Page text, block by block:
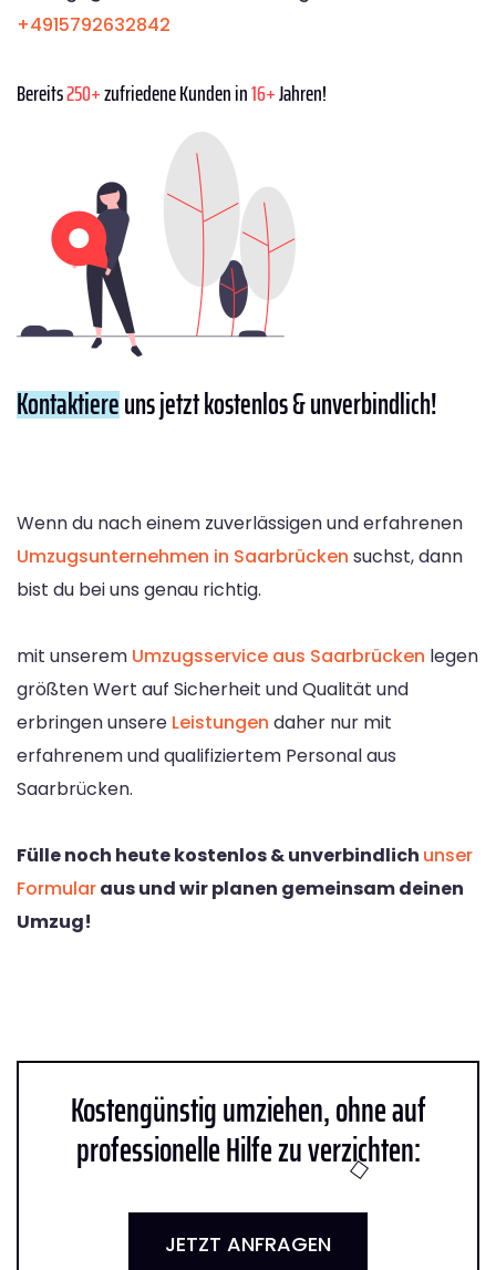
+4915792632842
Bereits250+zufriedene Kunden in16+Jahren!
Kontaktiereuns jetzt kostenlos & unverbindlich!
Wenn du nach einem zuverlässigen und erfahrenen
Umzugsunternehmen in Saarbrücken suchst, dann
bist du bei uns genau richtig.
mit unserem Umzugsservice aus Saarbrücken legen
größten Wert auf Sicherheit und Qualität und
erbringen unsere Leistungen daher nur mit
erfahrenem und qualifiziertem Personal aus
Saarbrücken.
Fülle noch heute kostenlos & unverbindlich unser
Formularaus und wir planen gemeinsam deinen
Umzug!
Kostengünstig umziehen, ohne auf
professionelle Hilfe zu verzichten:
JETZT ANFRAGEN